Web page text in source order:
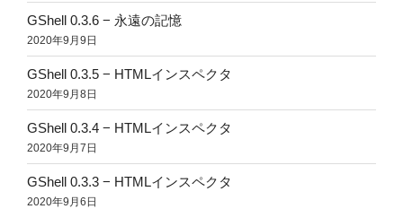
GShell 0.3.6 − 永遠の記憶
2020年9月9日
GShell 0.3.5 − HTMLインスペクタ
2020年9月8日
GShell 0.3.4 − HTMLインスペクタ
2020年9月7日
GShell 0.3.3 − HTMLインスペクタ
2020年9月6日